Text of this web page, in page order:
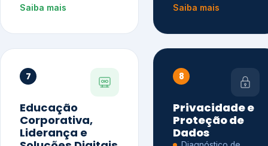
Saiba mais
Saiba mais
7
Educação
Corporativa,
Liderança e
8
Privacidade e
Proteção de
Dados